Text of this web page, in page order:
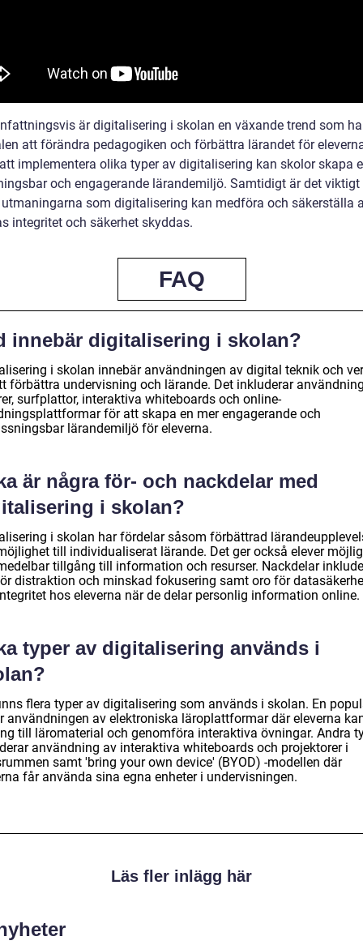
är digitalisering i skolan en växande trend som
att förändra pedagogiken och förbättra lärandet för
implementera olika typer av digitalisering kan skolor skapa
och engagerande lärandemiljö. Samtidigt är det
som digitalisering kan medföra och säkerställa
integritet och säkerhet skyddas.
FAQ
innebär digitalisering i skolan?
i skolan innebär användningen av digital teknik och
förbättra undervisning och lärande. Det inkluderar
surfplattor, interaktiva whiteboards och online-
för att skapa en mer engagerande och
lärandemiljö för eleverna.
är några för- och nackdelar med
i skolan?
i skolan har fördelar såsom förbättrad
till individualiserat lärande. Det ger också elever
tillgång till information och resurser. Nackdelar
distraktion och minskad fokusering samt oro för
hos eleverna när de delar personlig information online.
typer av digitalisering används i
flera typer av digitalisering som används i skolan. En
användningen av elektroniska läroplattformar där eleverna
till läromaterial och genomföra interaktiva övningar. Andra
användning av interaktiva whiteboards och projektorer i
samt 'bring your own device' (BYOD) -modellen där
får använda sina egna enheter i undervisningen.
Läs fler inlägg här